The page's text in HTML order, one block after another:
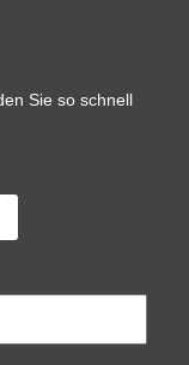
Sie so schnell